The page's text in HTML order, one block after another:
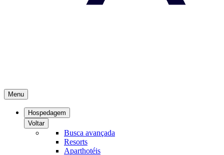
Menu
Hospedagem
Voltar
Busca avançada
Resorts
Aparthotéis